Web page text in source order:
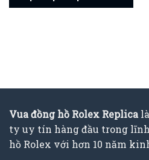
Vua đồng hồ Rolex Replica
ty uy tín hàng đầu trong
hồ Rolex với hơn 10 năm